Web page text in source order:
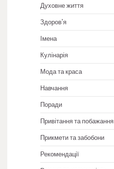
Духовне життя
Здоров'я
Імена
Кулінарія
Мода та краса
Навчання
Поради
Привітання та побажання
Прикмети та забобони
Рекомендації